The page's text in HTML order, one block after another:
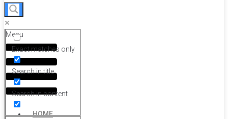
Exact matches only
Search in title
Search in content
Menu
HOME